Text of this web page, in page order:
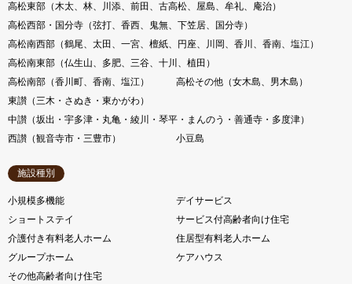
高松東部（木太、林、川添、前田、古高松、屋島、牟礼、庵治）
高松西部・国分寺（弦打、香西、鬼無、下笠居、国分寺）
高松南西部（鶴尾、太田、一宮、檀紙、円座、川岡、香川、香南、塩江）
高松南東部（仏生山、多肥、三谷、十川、植田）
高松南部（香川町、香南、塩江）
高松その他（女木島、男木島）
東讃（三木・さぬき・東かがわ）
中讃（坂出・宇多津・丸亀・綾川・琴平・まんのう・善通寺・多度津）
西讃（観音寺市・三豊市）
小豆島
施設種別
小規模多機能
デイサービス
ショートステイ
サービス付高齢者向け住宅
介護付き有料老人ホーム
住居型有料老人ホーム
グループホーム
ケアハウス
その他高齢者向け住宅